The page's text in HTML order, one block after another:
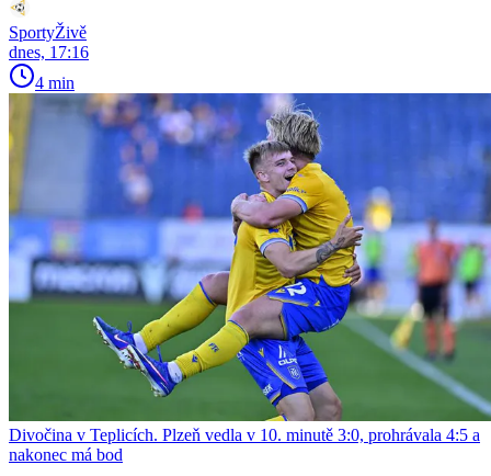
SportyŽivě
dnes, 17:16
4 min
Divočina v Teplicích. Plzeň vedla v 10. minutě 3:0, prohrávala 4:5 a
nakonec má bod